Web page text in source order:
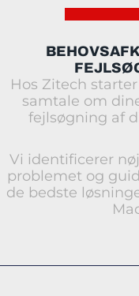
Hos Zitech
samtale om
fejlsøgning af
Vi identificerer
problemet og
de bedste